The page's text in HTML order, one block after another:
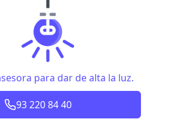
para dar de alta la luz.
93 220 84 40